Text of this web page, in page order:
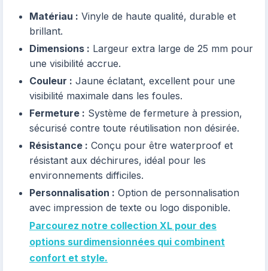
Matériau : Vinyle de haute qualité, durable et
brillant.
Dimensions : Largeur extra large de 25 mm pour
une visibilité accrue.
Couleur : Jaune éclatant, excellent pour une
visibilité maximale dans les foules.
Fermeture : Système de fermeture à pression,
sécurisé contre toute réutilisation non désirée.
Résistance : Conçu pour être waterproof et
résistant aux déchirures, idéal pour les
environnements difficiles.
Personnalisation : Option de personnalisation
avec impression de texte ou logo disponible.
Parcourez notre collection XL pour des
options surdimensionnées qui combinent
confort et style.